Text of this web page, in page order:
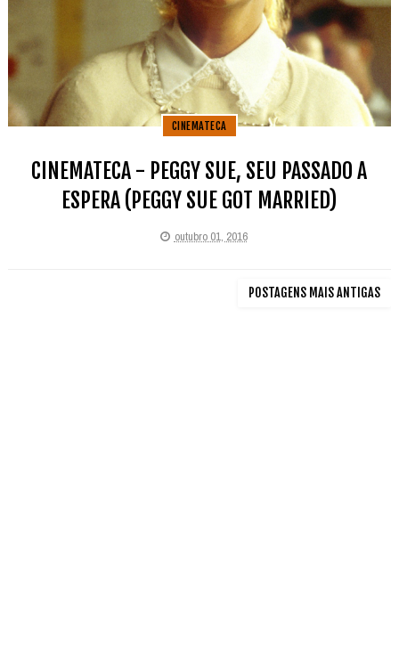
CINEMATECA
CINEMATECA - PEGGY SUE, SEU PASSADO A
ESPERA (PEGGY SUE GOT MARRIED)
outubro 01, 2016
POSTAGENS MAIS ANTIGAS